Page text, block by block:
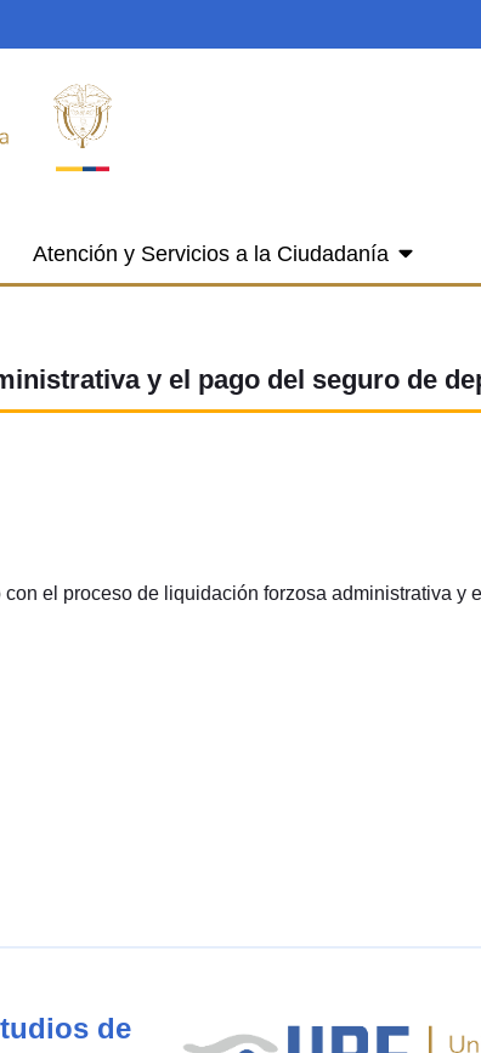
Atención y Servicios a la Ciudadanía
y el pago del seguro de
el proceso de liquidación forzosa administrativa y
de